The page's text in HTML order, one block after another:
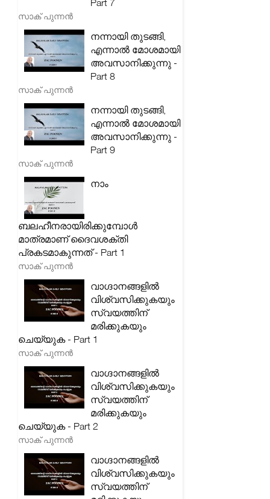
Part 7
സാക് പുന്നൻ
നന്നായി തുടങ്ങി,
എന്നാൽ മോശമായി
അവസാനിക്കുന്നു -
Part 8
സാക് പുന്നൻ
നന്നായി തുടങ്ങി,
എന്നാൽ മോശമായി
അവസാനിക്കുന്നു -
Part 9
സാക് പുന്നൻ
നാം
ബലഹീനരായിരിക്കുമ്പോൾ
മാത്രമാണ് ദൈവശക്തി
പ്രകടമാകുന്നത് - Part 1
സാക് പുന്നൻ
വാഗ്ദാനങ്ങളിൽ
വിശ്വസിക്കുകയും
സ്വയത്തിന്
മരിക്കുകയും
ചെയ്യുക - Part 1
സാക് പുന്നൻ
വാഗ്ദാനങ്ങളിൽ
വിശ്വസിക്കുകയും
സ്വയത്തിന്
മരിക്കുകയും
ചെയ്യുക - Part 2
സാക് പുന്നൻ
വാഗ്ദാനങ്ങളിൽ
വിശ്വസിക്കുകയും
സ്വയത്തിന്